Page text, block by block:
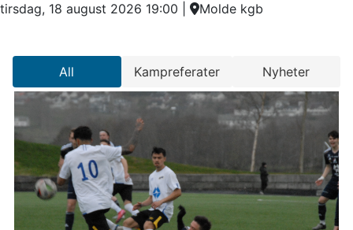
tirsdag, 18 august 2026 19:00
Molde kgb
All Kampreferater Nyheter